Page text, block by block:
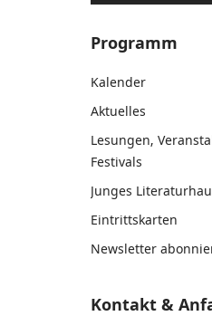
Programm
Kalender
Aktuelles
Lesungen,
Festivals
Junges
Eintrittskarten
Newsletter
Kontakt &